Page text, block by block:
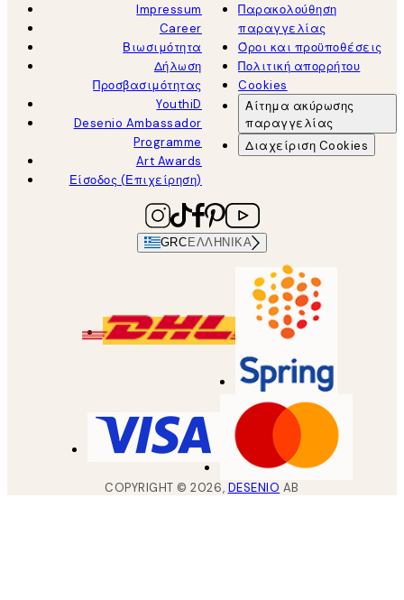
Impressum
Career
Βιωσιμότητα
Δήλωση
Προσβασιμότητας
YouthiD
Desenio Ambassador
Programme
Art Awards
Είσοδος (Επιχείρηση)
Παρακολούθηση
παραγγελίας
Όροι και προϋποθέσεις
Πολιτική απορρήτου
Cookies
Αίτημα ακύρωσης
παραγγελίας
Διαχείριση Cookies
GRC ΕΛΛΗΝΙΚΆ
COPYRIGHT ©2026, DESENIO AB